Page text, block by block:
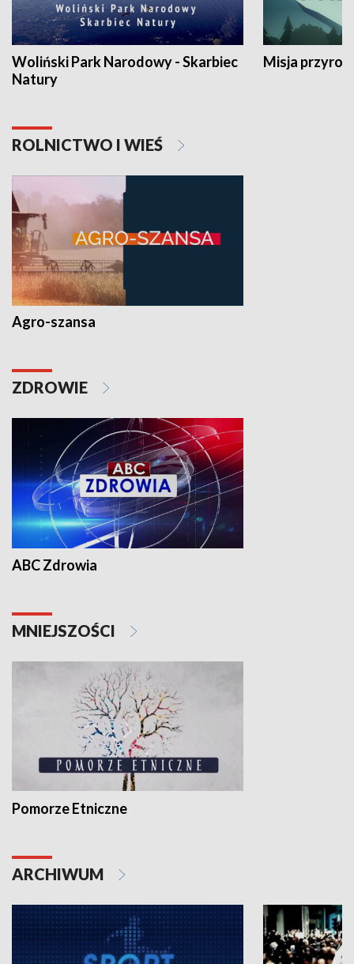
Woliński Park Narodowy - Skarbiec
Natury
Misja
ROLNICTWO I WIEŚ
Agro-szansa
ZDROWIE
ABC Zdrowia
MNIEJSZOŚCI
Pomorze Etniczne
ARCHIWUM